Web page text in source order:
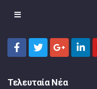
Τελευταία Νέα